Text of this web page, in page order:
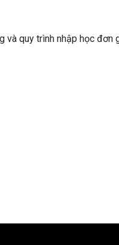
quy trình nhập học đơn